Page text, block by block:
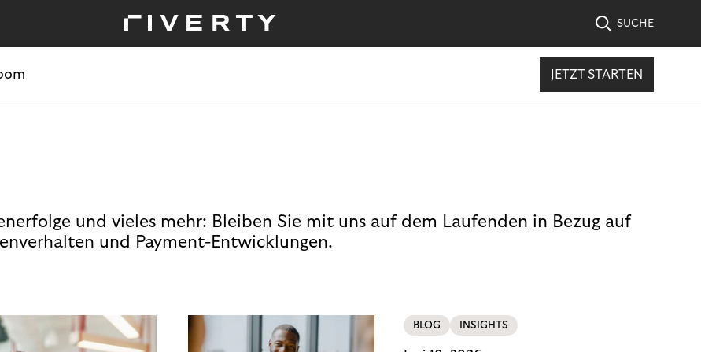
SUCHE
JETZT STARTEN
und vieles mehr: Bleiben Sie mit uns auf dem Laufenden in Bezug auf
und Payment-Entwicklungen.
BLOG INSIGHTS